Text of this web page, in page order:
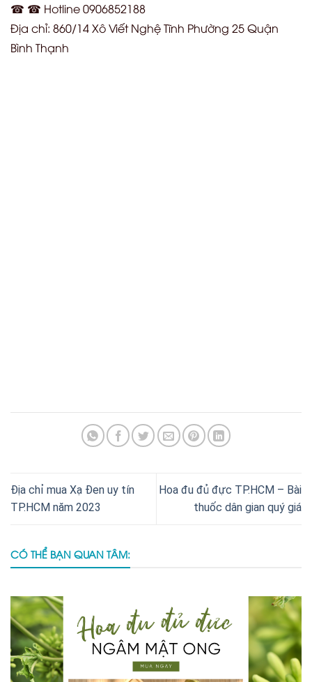
☎ ☎ Hotline 0906852188
Địa chỉ: 860/14 Xô Viết Nghệ Tĩnh Phường 25 Quận
Bình Thạnh
Địa chỉ mua Xạ Đen uy tín
TP.HCM năm 2023
Hoa đu đủ đực TP.HCM – Bài
thuốc dân gian quý giá
CÓ THỂ BẠN QUAN TÂM: